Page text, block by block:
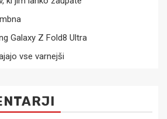
Galaxy Z Fold8 Ultra
vse varnejši